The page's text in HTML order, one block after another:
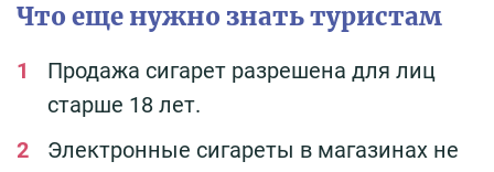
Что еще нужно знать туристам
Продажа сигарет разрешена для лиц
старше 18 лет.
Электронные сигареты в магазинах не